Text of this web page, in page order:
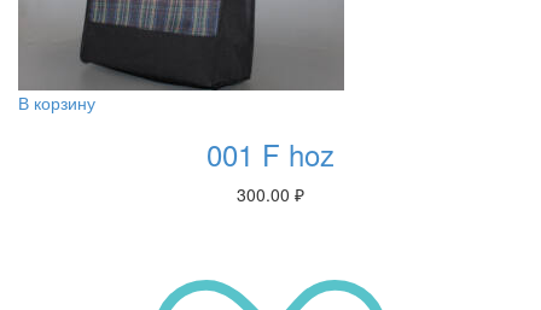
В корзину
001 F hoz
300.00 ₽